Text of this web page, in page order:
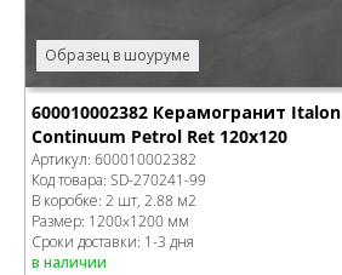
Образец в шоуруме
600010002382 Керамогранит Italon
Continuum Petrol Ret 120x120
Артикул: 600010002382
Код товара: SD-270241-99
В коробке: 2 шт, 2.88 м2
Размер: 1200x1200 мм
Сроки доставки: 1-3 дня
в наличии